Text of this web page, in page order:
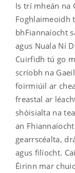
Is trí mheán na
Foghlaimeoidh
bhFiannaíocht
agus Nuala Ní
Cuirfidh tú go
scríobh na
foirmiúil ar
freastal ar
shóisialta na
an
gearrscéalta,
agus filíocht.
Éirinn mar